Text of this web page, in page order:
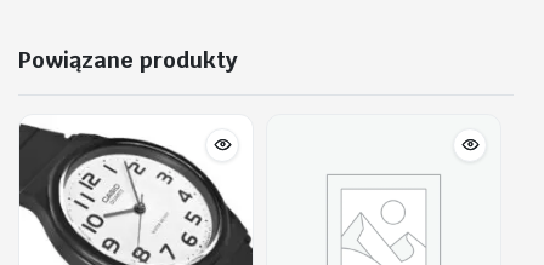
Powiązane produkty